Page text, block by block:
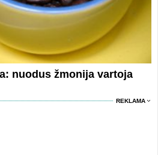
nuodus žmonija vartoja
REKLAMA